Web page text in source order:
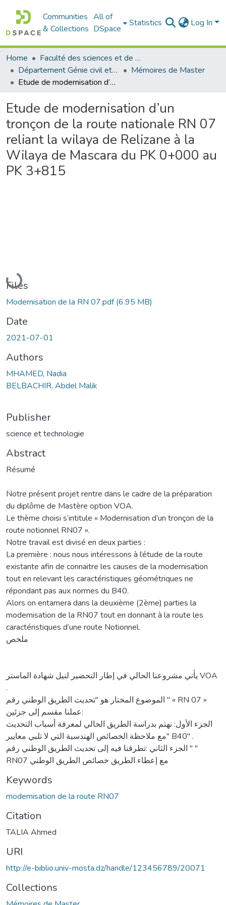
Communities
& Collections
All of
DSpace
Statistics Log In
Home
Faculté des sciences et de la technologie
Département Génie civil et Architecture
Mémoires de Master
Etude de modernisation d’un tronçon de la route nationale RN 07 reliant la wilaya de Relizane à la Wilaya de Mascara du PK 0+000 au PK 3+815
Etude de modernisation d’un
tronçon de la route nationale RN 07
reliant la wilaya de Relizane à la
Wilaya de Mascara du PK 0+000 au
PK 3+815
Loading...
Files
Modernisation de la RN 07.pdf(6.95 MB)
Date
2021-07-01
Authors
MHAMED, Nadia
BELBACHIR, Abdel Malik
Publisher
science et technologie
Abstract
Résumé
Notre présent projet rentre dans le cadre de la préparation
du diplôme de Mastère option VOA.
Le thème choisi s’intitule « Modernisation d’un tronçon de la
route notionnel RN07 ».
Notre travail est divisé en deux parties :
La première : nous nous intéressons à l’étude de la route
existante afin de connaitre les causes de la modernisation
tout en relevant les caractéristiques géométriques ne
répondant pas aux normes du B40.
Alors on entamera dans la deuxième (2ème) parties la
modernisation de la RN07 tout en donnant à la route les
caractéristiques d’une route Notionnel.
ملخص
يأتي مشروعنا الحالي في إطار التحضير لنيل شهادة الماستر VOA
.
الموضوع المختار هو "تحديث الطريق الوطني رقم " « RN 07 »
عملنا مقسم إلى جزئين:
الجزء الأول: نهتم بدراسة الطريق الحالي لمعرفة أسباب التحديث
مع ملاحظة الخصائص الهندسية التي لا تلبي معايير" B40" .
الجزء الثاني :تطرقنا فيه إلى تحديث الطريق الوطني رقم " "
RN07 مع إعطاء الطريق خصائص الطريق الوطني
Keywords
modernisation de la route RN07
Citation
TALIA Ahmed
URI
http://e-biblio.univ-mosta.dz/handle/123456789/20071
Collections